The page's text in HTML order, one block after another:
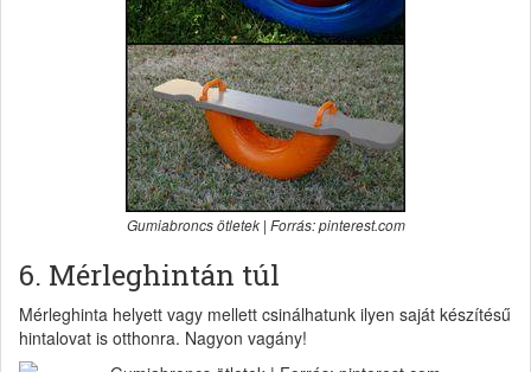
Gumiabroncs ötletek | Forrás: pinterest.com
6. Mérleghintán túl
Mérleghinta helyett vagy mellett csinálhatunk ilyen saját készítésű
hintalovat is otthonra. Nagyon vagány!